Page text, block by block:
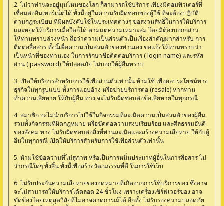
2. ไม่ว่าท่านจะอยู่มุมไหนของโลก ก็สามารถใช้บริการ เพียงมีคอมพิวเตอร์ที่
เชื่อมต่ออินเทอร์เน็ตได้ ทั้งนี้อยู่ในความรับผิดชอบของผู้ใช้ ที่จะต้องปฏิบัติ
ตามกฎระเบียบ ที่มีผลบังคับใช้ในประเทศต่างๆ ขอสงวนสิทธิ์ในการให้บริการ
และหยุดให้บริการเมื่อใดก็ได้ ตามแต่ความเหมาะสม โดยมิต้องบอกกล่าว
ให้ท่านทราบล่วงหน้า ถือว่าความเป็นส่วนตัวเป็นเรื่องสำคัญมากสำหรับ การ
ติดต่อสื่อสาร ทั้งนี้เพื่อความเป็นส่วนตัวของท่านเอง ขอแจ้งให้ท่านทราบว่า
เป็นหน้าที่ของท่านเอง ในการรักษาชื่อติดต่อบริการ ( login name) และรหัส
ผ่าน ( password) ให้ปลอดภัย ไม่บอกให้ผู้อื่นทราบ
3. เปิดให้บริการสำหรับการใช้เพื่อส่วนตัวเท่านั้น ห้ามใช้ เพื่อผลประโยชน์ทาง
ธุรกิจในทุกรูปแบบ ทั้งการแอบอ้าง หรือขายบริการต่อ (resale) หากท่าน
ทำความเสียหาย ให้กับผู้อื่น ทาง จะไม่รับผิดชอบต่อข้อเสียหายในทุกกรณี
4. สมาชิก จะไม่นำบริการไปใช้ในกิจกรรมที่ละเมิดความเป็นส่วนตัวของผู้อื่น
รวมทั้งกิจกรรมที่ผิดกฎหมาย หรือขัดต่อความสงบเรียบร้อย และศีลธรรมอันดี
ของสังคม ทาง ไม่รับผิดชอบต่อสิ่งที่ท่านละเมิดและสร้างความเสียหาย ให้กับผู้
อื่นในทุกกรณี เปิดให้บริการสำหรับการใช้เพื่อส่วนตัวเท่านั้น
5. ห้ามใช้ข้อความที่ไม่สุภาพ หรือเป็นการหมิ่นประมาทผู้อื่นในการสื่อสาร ไม่
ว่ากรณีใดๆ ทั้งสิ้น ทั้งนี้เพื่อสร้างวัฒนธรรมที่ดี ในการใช้เว็บ
6. ไม่รับประกันความเสียหายของจดหมายที่เกิดจากการใช้บริการของ ซึ่งอาจ
จะไม่สามารถให้บริการได้ตลอด 24 ชั่วโมง เพราะเครื่องเซิร์ฟเวอร์ของ อาจ
ขัดข้องโดยเหตุสุดวิสัยที่ไม่อาจคาดการณ์ได้ อีกทั้ง ไม่รับรองความปลอดภัย